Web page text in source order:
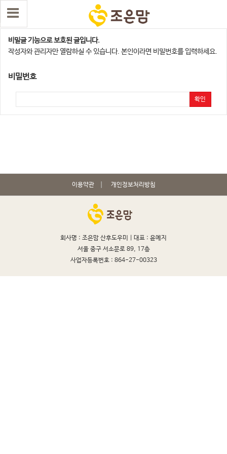
양주,의정부,연천지점
비밀글 기능으로 보호된 글입니다.
작성자와 관리자만 열람하실 수 있습니다. 본인이라면 비밀번호를 입력하세요.
비밀번호
확인
이용약관 개인정보처리방침
회사명 : 조은맘 산후도우미 | 대표 : 윤예지
서울 중구 서소문로 89, 17층
사업자등록번호 : 864-27-00323